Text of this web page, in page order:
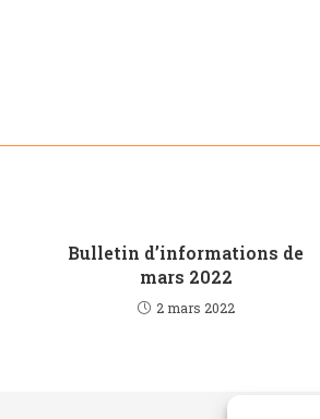
Bulletin d’informations de
mars 2022
2 mars 2022